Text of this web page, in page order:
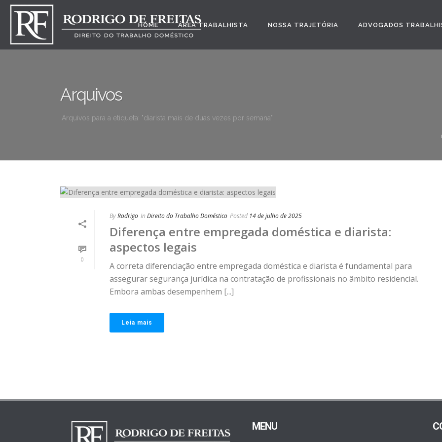
HOME ÁREA TRABALHISTA NOSSA TRAJETÓRIA ADVOGADOS
Arquivos
Arquivos para a etiqueta: "diarista mais de duas vezes por semana"
0
ByRodrigo In Direito do Trabalho Doméstico Posted 14 de julho de 2025
Diferença entre empregada doméstica e diarista:
aspectos legais
A correta diferenciação entre empregada doméstica e diarista é fundamental para
assegurar segurança jurídica na contratação de profissionais no âmbito residencial.
Embora ambas desempenhem [...]
Leia mais
MENU